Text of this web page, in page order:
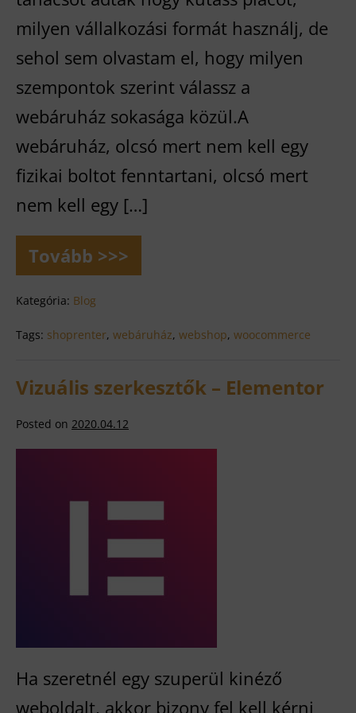
milyen vállalkozási formát használj, de
sehol sem olvastam el, hogy milyen
szempontok szerint válassz a
webáruház sokasága közül.A
webáruház, olcsó mert nem kell egy
fizikai boltot fenntartani, olcsó mert
nem kell egy […]
Tovább >>>
7
+1
kérdés
amit
fel
webáruház
indítás
előtt
Kategória: Blog
Tags: shoprenter, webáruház, webshop, woocommerce
Vizuális szerkesztők – Elementor
Posted on 2020.04.12
Ha szeretnél egy szuperül kinéző
weboldalt, akkor bizony fel kell kérni